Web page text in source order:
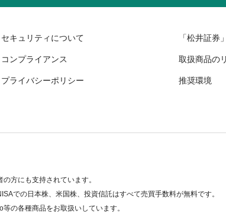
セキュリティについて 「松井証券
コンプライアンス 取扱商品の
プライバシーポリシー 推奨環境
方にも支持されています。
での日本株、米国株、投資信託はすべて売買手数料が無料です。
の各種商品をお取扱いしています。